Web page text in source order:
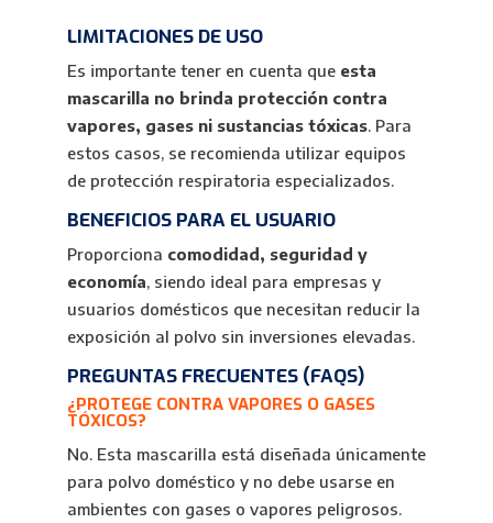
LIMITACIONES DE USO
Es importante tener en cuenta que esta
mascarilla no brinda protección contra
vapores, gases ni sustancias tóxicas. Para
estos casos, se recomienda utilizar equipos
de protección respiratoria especializados.
BENEFICIOS PARA EL USUARIO
Proporciona comodidad, seguridad y
economía, siendo ideal para empresas y
usuarios domésticos que necesitan reducir la
exposición al polvo sin inversiones elevadas.
PREGUNTAS FRECUENTES (FAQS)
¿PROTEGE CONTRA VAPORES O GASES
TÓXICOS?
No. Esta mascarilla está diseñada únicamente
para polvo doméstico y no debe usarse en
ambientes con gases o vapores peligrosos.